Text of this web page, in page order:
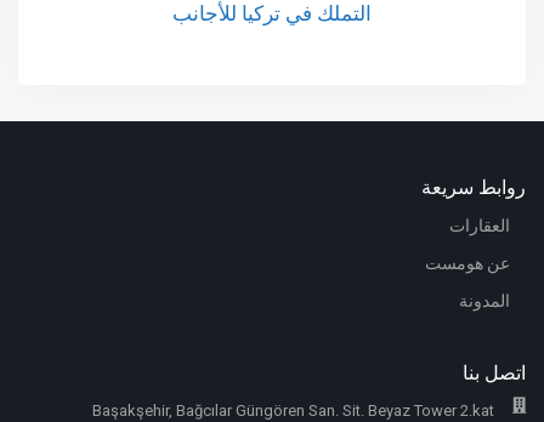
التملك في تركيا للأجانب
روابط سريعة
العقارات
عن هومست
المدونة
اتصل بنا
Başakşehir, Bağcılar Güngören San. Sit. Beyaz Tower 2.kat